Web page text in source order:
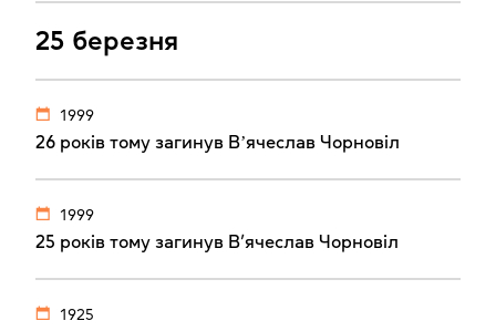
25 березня
1999
26 років тому загинув Вʼячеслав Чорновіл
1999
25 років тому загинув В’ячеслав Чорновіл
1925